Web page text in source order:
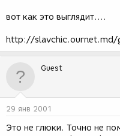
вот как это выглядит....
http://slavchic.ournet.md/
Guest
29 янв 2001
Это не глюки. Точно не